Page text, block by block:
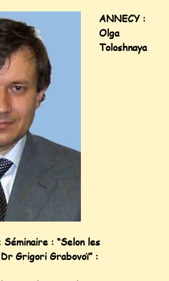
ANNECY :
Olga
Toloshnaya
: “Selon les
Grigori Grabovoï” :